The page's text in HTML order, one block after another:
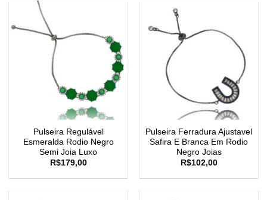
Pulseira Regulável
Esmeralda Rodio Negro
Semi Joia Luxo
R$179,00
Pulseira Ferradura Ajustavel
Safira E Branca Em Rodio
Negro Joias
R$102,00